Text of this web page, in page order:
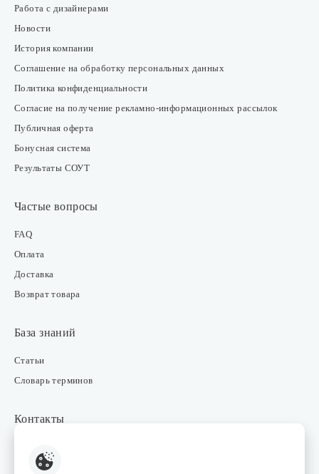
Работа с дизайнерами
Новости
История компании
Соглашение на обработку персональных данных
Политика конфиденциальности
Согласие на получение рекламно-информационных рассылок
Публичная оферта
Бонусная система
Результаты СОУТ
Частые вопросы
FAQ
Оплата
Доставка
Возврат товара
База знаний
Статьи
Словарь терминов
Контакты
Интернет-магазин